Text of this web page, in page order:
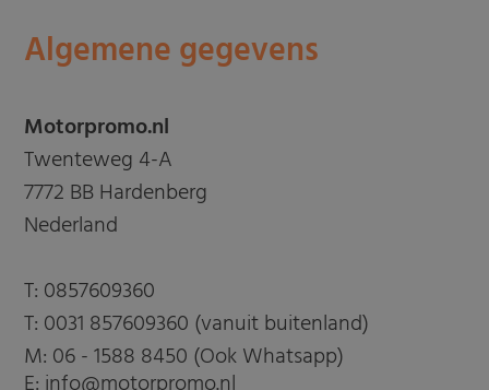
Algemene gegevens
Motorpromo.nl
Twenteweg 4-A
7772 BB Hardenberg
Nederland
T: 0857609360
T: 0031 857609360 (vanuit buitenland)
M: 06 - 1588 8450 (Ook Whatsapp)